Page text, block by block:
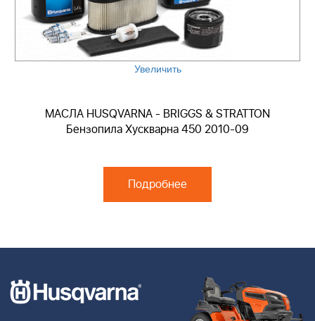
Увеличить
МАСЛА HUSQVARNA - BRIGGS & STRATTON
Бензопила Хускварна 450 2010-09
Подробнее